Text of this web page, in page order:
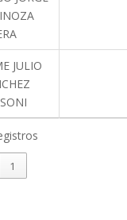
JULIO
1